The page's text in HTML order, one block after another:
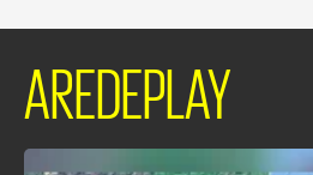
AREDEPLAY